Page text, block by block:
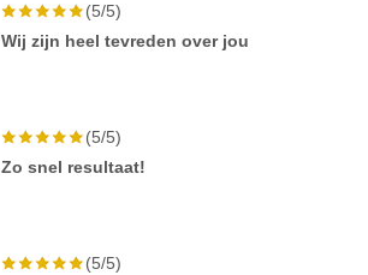
(5/5)
Wij zijn heel tevreden over jou
(5/5)
Zo snel resultaat!
(5/5)